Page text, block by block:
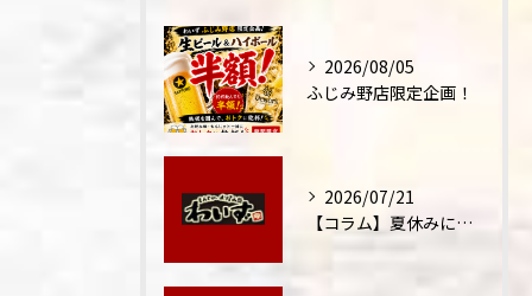
2026/08/05
ふじみ野店限定企画！
2026/07/21
【コラム】夏休みに家族外食が増える理由